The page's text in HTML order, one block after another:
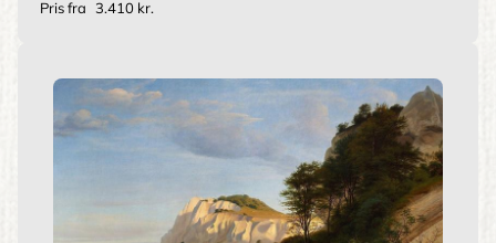
Pris fra 3.410 kr.